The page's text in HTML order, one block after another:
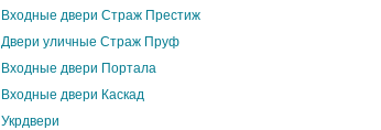
Входные двери Страж Престиж
Двери уличные Страж Пруф
Входные двери Портала
Входные двери Каскад
Укрдвери